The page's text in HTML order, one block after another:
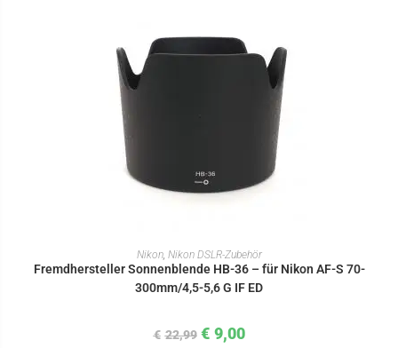
IN DEN WARENKORB
Nikon, Nikon DSLR-Zubehör
Fremdhersteller Sonnenblende HB-36 – für Nikon AF-S 70-
300mm/4,5-5,6 G IF ED
€ 22,99 € 9,00